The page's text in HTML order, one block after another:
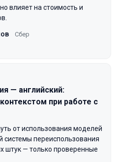
влияет на стоимость и
Сбер
— английский:
при работе с
от использования моделей
системы переиспользования
штук — только проверенные